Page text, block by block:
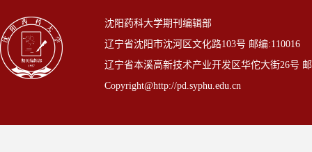
沈阳药科大学期刊编辑部
辽宁省沈阳市沈河区文化路103号 邮编:110016
辽宁省本溪高新技术产业开发区华佗大街26号
Copyright@http://pd.syphu.edu.cn